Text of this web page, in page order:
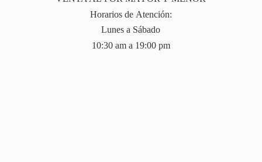
Horarios de Atención:
Lunes a Sábado
10:30 am a 19:00 pm